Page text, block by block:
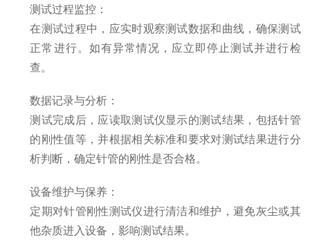
测试过程监控 ：
在测试过程中，应实时观察测试数据和曲线，确保测试
正常进行。如有异常情况，应立即停止测试并进行检
查。
数据记录与分析 ：
测试完成后，应读取测试仪显示的测试结果，包括针管
的刚性值等，并根据相关标准和要求对测试结果进行分
析判断，确定针管的刚性是否合格。
设备维护与保养 ：
定期对针管刚性测试仪进行清洁和维护，避免灰尘或其
他杂质进入设备，影响测试结果。